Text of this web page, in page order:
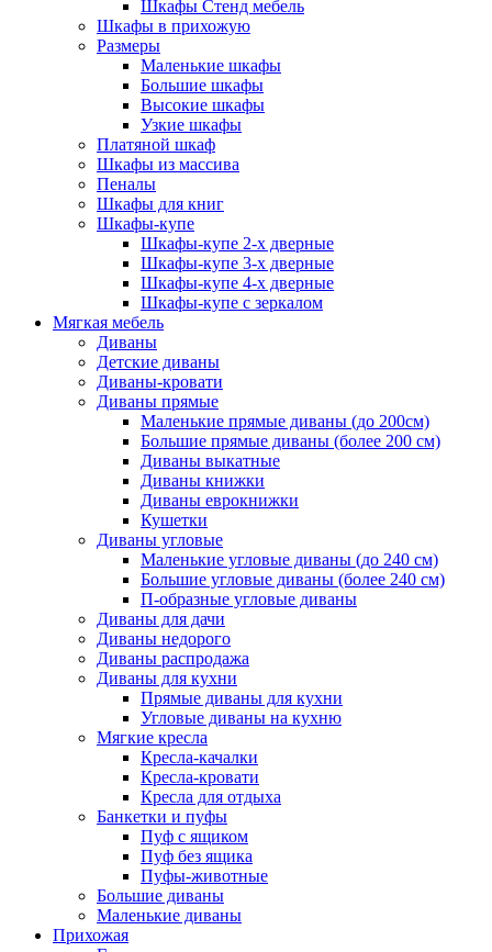
Шкафы Стенд мебель
Шкафы в прихожую
Размеры
Маленькие шкафы
Большие шкафы
Высокие шкафы
Узкие шкафы
Платяной шкаф
Шкафы из массива
Пеналы
Шкафы для книг
Шкафы-купе
Шкафы-купе 2-х дверные
Шкафы-купе 3-х дверные
Шкафы-купе 4-х дверные
Шкафы-купе с зеркалом
Мягкая мебель
Диваны
Детские диваны
Диваны-кровати
Диваны прямые
Маленькие прямые диваны (до 200см)
Большие прямые диваны (более 200 см)
Диваны выкатные
Диваны книжки
Диваны еврокнижки
Кушетки
Диваны угловые
Маленькие угловые диваны (до 240 см)
Большие угловые диваны (более 240 см)
П-образные угловые диваны
Диваны для дачи
Диваны недорого
Диваны распродажа
Диваны для кухни
Прямые диваны для кухни
Угловые диваны на кухню
Мягкие кресла
Кресла-качалки
Кресла-кровати
Кресла для отдыха
Банкетки и пуфы
Пуф с ящиком
Пуф без ящика
Пуфы-животные
Большие диваны
Маленькие диваны
Прихожая